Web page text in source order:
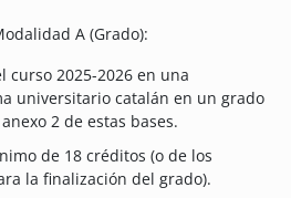
A (Grado):
curso 2025-2026 en una
universitario catalán en un grado
2 de estas bases.
de 18 créditos (o de los
la finalización del grado).